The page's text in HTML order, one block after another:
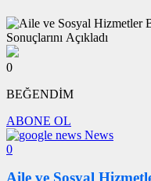
0
BEĞENDİM
ABONE OL
News
0
Aile ve Sosyal